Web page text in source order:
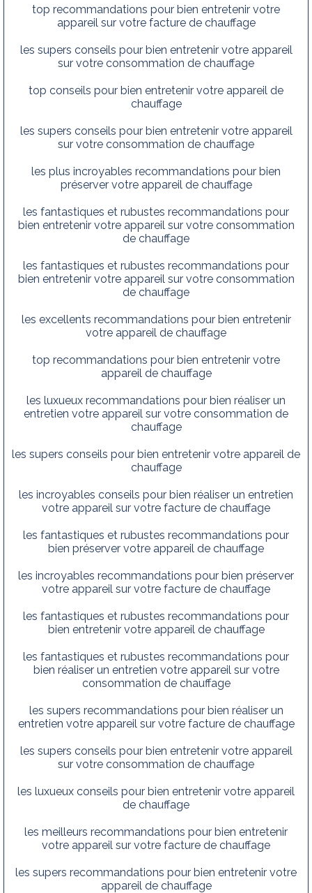
top recommandations pour bien entretenir votre
appareil sur votre facture de chauffage
les supers conseils pour bien entretenir votre appareil
sur votre consommation de chauffage
top conseils pour bien entretenir votre appareil de
chauffage
les supers conseils pour bien entretenir votre appareil
sur votre consommation de chauffage
les plus incroyables recommandations pour bien
préserver votre appareil de chauffage
les fantastiques et rubustes recommandations pour
bien entretenir votre appareil sur votre consommation
de chauffage
les fantastiques et rubustes recommandations pour
bien entretenir votre appareil sur votre consommation
de chauffage
les excellents recommandations pour bien entretenir
votre appareil de chauffage
top recommandations pour bien entretenir votre
appareil de chauffage
les luxueux recommandations pour bien réaliser un
entretien votre appareil sur votre consommation de
chauffage
les supers conseils pour bien entretenir votre appareil de
chauffage
les incroyables conseils pour bien réaliser un entretien
votre appareil sur votre facture de chauffage
les fantastiques et rubustes recommandations pour
bien préserver votre appareil de chauffage
les incroyables recommandations pour bien préserver
votre appareil sur votre facture de chauffage
les fantastiques et rubustes recommandations pour
bien entretenir votre appareil de chauffage
les fantastiques et rubustes recommandations pour
bien réaliser un entretien votre appareil sur votre
consommation de chauffage
les supers recommandations pour bien réaliser un
entretien votre appareil sur votre facture de chauffage
les supers conseils pour bien entretenir votre appareil
sur votre consommation de chauffage
les luxueux conseils pour bien entretenir votre appareil
de chauffage
les meilleurs recommandations pour bien entretenir
votre appareil sur votre facture de chauffage
les supers recommandations pour bien entretenir votre
appareil de chauffage